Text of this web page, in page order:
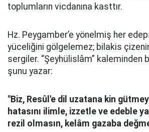
toplumların vicdanına kasttır.
Hz. Peygamber’e yönelmiş her
yüceliğini gölgelemez; bilakis
sergiler. “Şeyhülislâm” kaleminden
şunu yazar:
"Biz, Resûl'e dil uzatana kin
hatasını ilimle, izzetle ve edeble
rezil olmasın, kelâm gazaba